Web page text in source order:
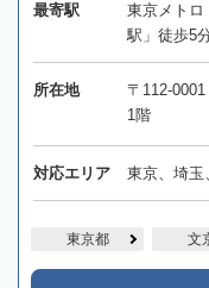
最寄駅
東京メトロ
駅」徒歩5
所在地
〒112-
1階
対応エリア 東京、埼玉
東京都 文